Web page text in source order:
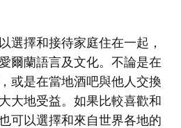
選擇和接待家庭住在一起，
爾蘭語言及文化。不論是在
或是在當地酒吧與他人交換
大地受益。如果比較喜歡和
可以選擇和來自世界各地的